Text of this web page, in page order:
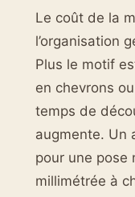
Le coût de la
l’organisation
Plus le motif
en chevrons
temps de
augmente. Un
pour une pose
millimétrée à